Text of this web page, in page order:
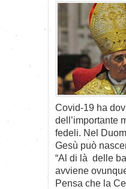
Covid-19 ha
dell’importante
fedeli. Nel
Gesù può
“Al di là delle
avviene
Pensa che la